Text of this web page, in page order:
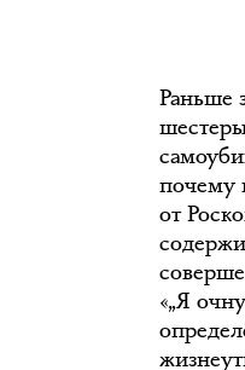
Раньше
почему
от
«„Я